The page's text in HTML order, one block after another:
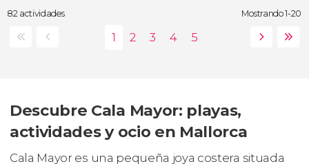
82 actividades Mostrando 1-20
Descubre Cala Mayor: playas,
actividades y ocio en Mallorca
Cala Mayor es una pequeña joya costera situada